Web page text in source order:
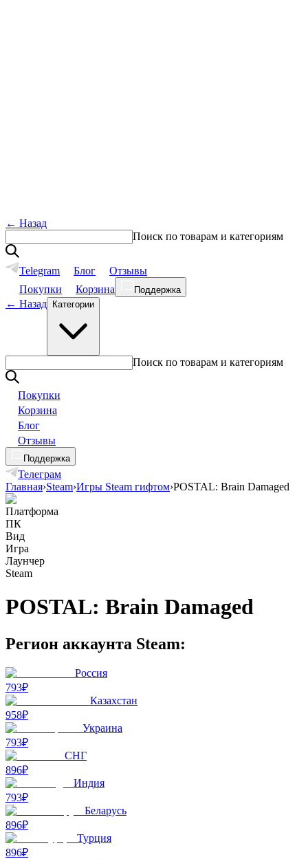
← Назад
Поиск по товарам и категориям
Telegram Блог
Отзывы
Покупки
Корзина Поддержка
← Назад Категории
Поиск по товарам и категориям
Покупки
Корзина
Блог
Отзывы
Поддержка
Телеграм
Главная›Steam›Игры Steam гифтом›POSTAL: Brain Damaged
Платформа
ПК
Вид
Игра
Лаунчер
Steam
POSTAL: Brain Damaged
Регион аккаунта Steam:
Россия
793₽
Казахстан
958₽
Украина
793₽
СНГ
896₽
Индия
793₽
Беларусь
896₽
Турция
896₽